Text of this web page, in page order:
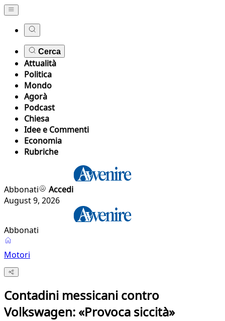
Cerca
Attualità
Politica
Mondo
Agorà
Podcast
Chiesa
Idee e Commenti
Economia
Rubriche
Abbonati
Accedi
August 9, 2026
Abbonati
Motori
Contadini messicani contro
Volkswagen: «Provoca siccità»